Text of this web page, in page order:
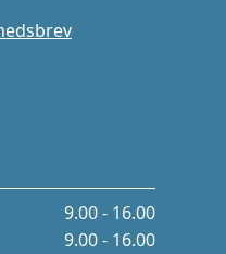
9.00 - 16.00
9.00 - 16.00